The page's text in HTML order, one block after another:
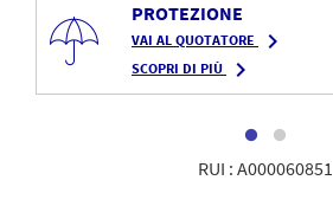
PROTEZIONE
VAI AL QUOTATORE navigate_next
SCOPRI DI PIÙ navigate_next
RUI : A000060851